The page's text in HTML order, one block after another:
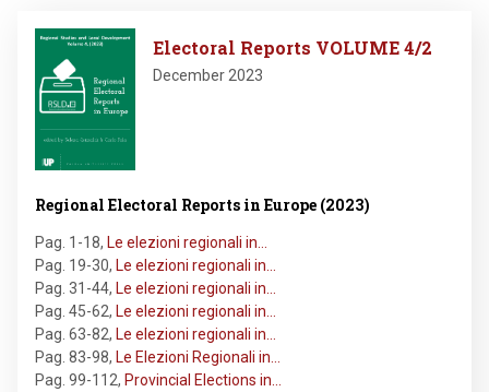
Image
Electoral Reports VOLUME 4/2
December 2023
Regional Electoral Reports in Europe (2023)
Pag. 1-18, Le elezioni regionali in…
Pag. 19-30, Le elezioni regionali in…
Pag. 31-44, Le elezioni regionali in…
Pag. 45-62, Le elezioni regionali in…
Pag. 63-82, Le elezioni regionali in…
Pag. 83-98, Le Elezioni Regionali in…
Pag. 99-112, Provincial Elections in…